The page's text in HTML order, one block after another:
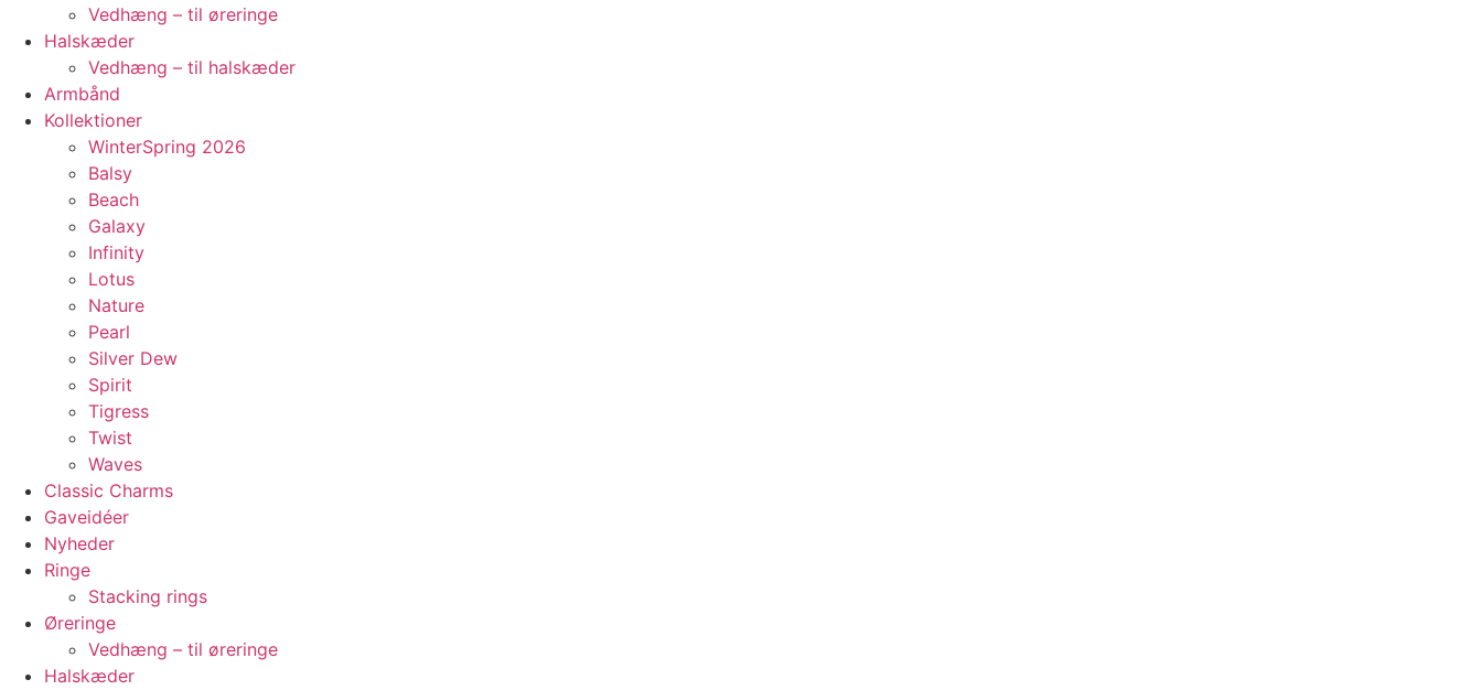
Vedhæng – til øreringe
Halskæder
Vedhæng – til halskæder
Armbånd
Kollektioner
WinterSpring 2026
Balsy
Beach
Galaxy
Infinity
Lotus
Nature
Pearl
Silver Dew
Spirit
Tigress
Twist
Waves
Classic Charms
Gaveidéer
Nyheder
Ringe
Stacking rings
Øreringe
Vedhæng – til øreringe
Halskæder